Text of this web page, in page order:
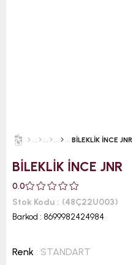
BİLEKLİK İNCE JNR
BİLEKLİK İNCE JNR
0.0
Stok Kodu
(48Ç22U003)
Barkod : 8699982424984
Renk : STANDART